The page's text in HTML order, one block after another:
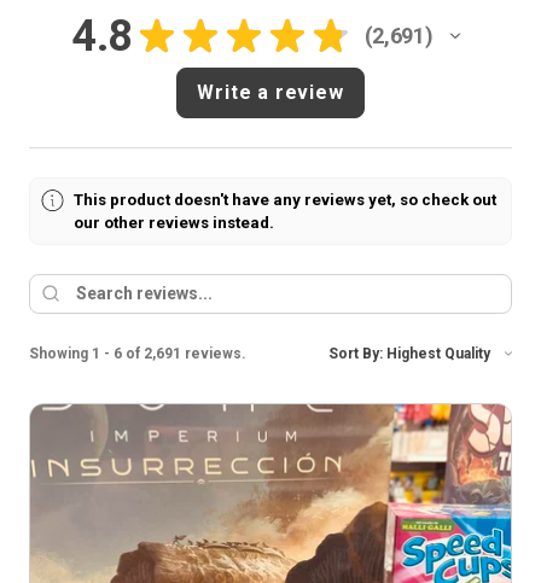
4.8 ★ ★ ★ ★ ★ 2,691
2691
Write a review
This product doesn't have any reviews yet, so check out
our other reviews instead.
Showing 1 - 6 of 2,691 reviews. Sort By: